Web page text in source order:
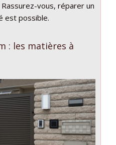
vous, réparer un
est possible.
: les matières à